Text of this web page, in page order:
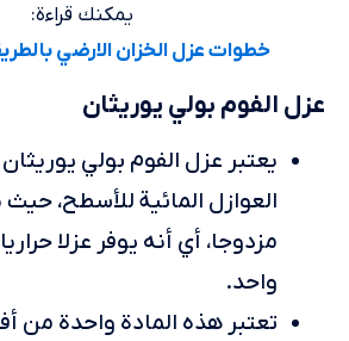
يمكنك قراءة:
خطوات عزل الخزان الارضي
عزل الفوم بولي يوريثان
يعتبر عزل الفوم بولي
العوازل المائية للأسطح، حيث
مزدوجا، أي أنه يوفر عزلا
واحد.
تعتبر هذه المادة واحدة من